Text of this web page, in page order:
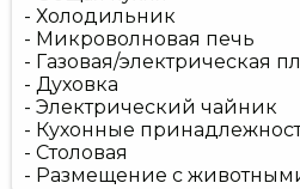
- Холодильник
- Микроволновая печь
- Газовая/электрическая
- Духовка
- Электрический чайник
- Кухонные
- Столовая
- Размещение с